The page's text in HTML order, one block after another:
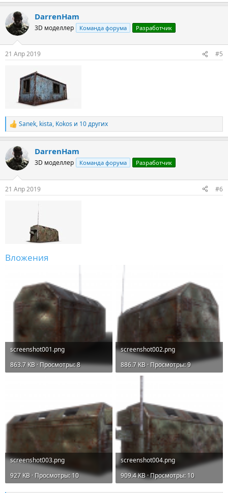
к
ц
и
DarrenHam
3D моделлер Команда форума Разработчик
21 Апр 2019 #5
Р
е
к
ц
и
Sanek, kista, Kokos и 10 других
DarrenHam
3D моделлер Команда форума Разработчик
21 Апр 2019 #6
Вложения
screenshot001.png
863.7 KB · Просмотры: 8
screenshot002.png
886.7 KB · Просмотры: 9
screenshot003.png
927 KB · Просмотры: 10
screenshot004.png
909.4 KB · Просмотры: 10